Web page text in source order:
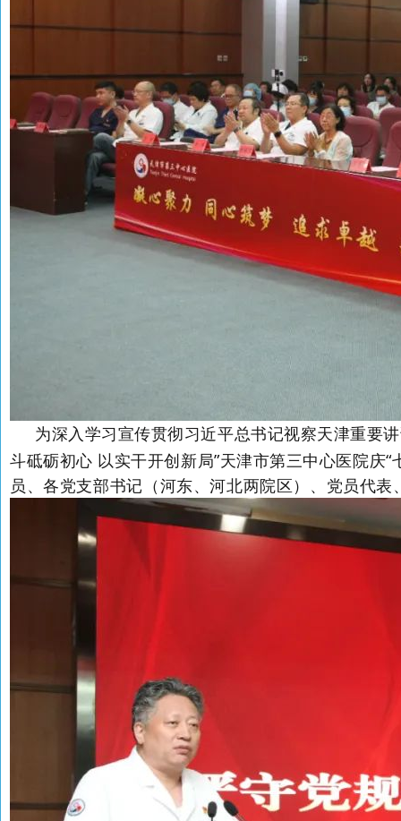
为深入学习宣传贯彻习近平总书记视察天津重要
斗砥砺初心 以实干开创新局”天津市第三中心医院庆
员、各党支部书记（河东、河北两院区）、党员代